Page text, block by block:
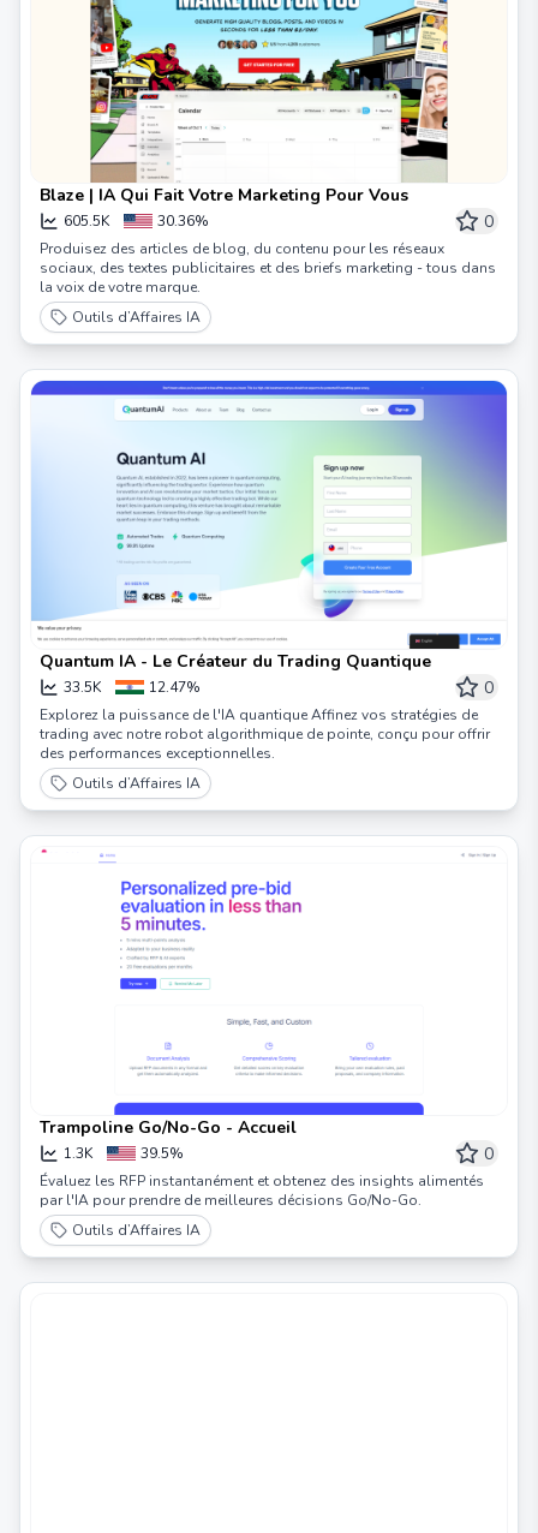
Blaze | IA Qui Fait Votre Marketing Pour Vous
605.5K 30.36% 0
Produisez des articles de blog, du contenu pour les réseaux
sociaux, des textes publicitaires et des briefs marketing - tous dans
la voix de votre marque.
Outils d’Affaires IA
Quantum IA - Le Créateur du Trading Quantique
33.5K 12.47% 0
Explorez la puissance de l'IA quantique Affinez vos stratégies de
trading avec notre robot algorithmique de pointe, conçu pour offrir
des performances exceptionnelles.
Outils d’Affaires IA
Trampoline Go/No-Go - Accueil
1.3K 39.5% 0
Évaluez les RFP instantanément et obtenez des insights alimentés
par l'IA pour prendre de meilleures décisions Go/No-Go.
Outils d’Affaires IA